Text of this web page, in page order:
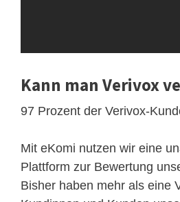
Kann man Verivox
97 Prozent der Verivox-
Mit eKomi nutzen wir eine
Plattform zur Bewertung
Bisher haben mehr als eine